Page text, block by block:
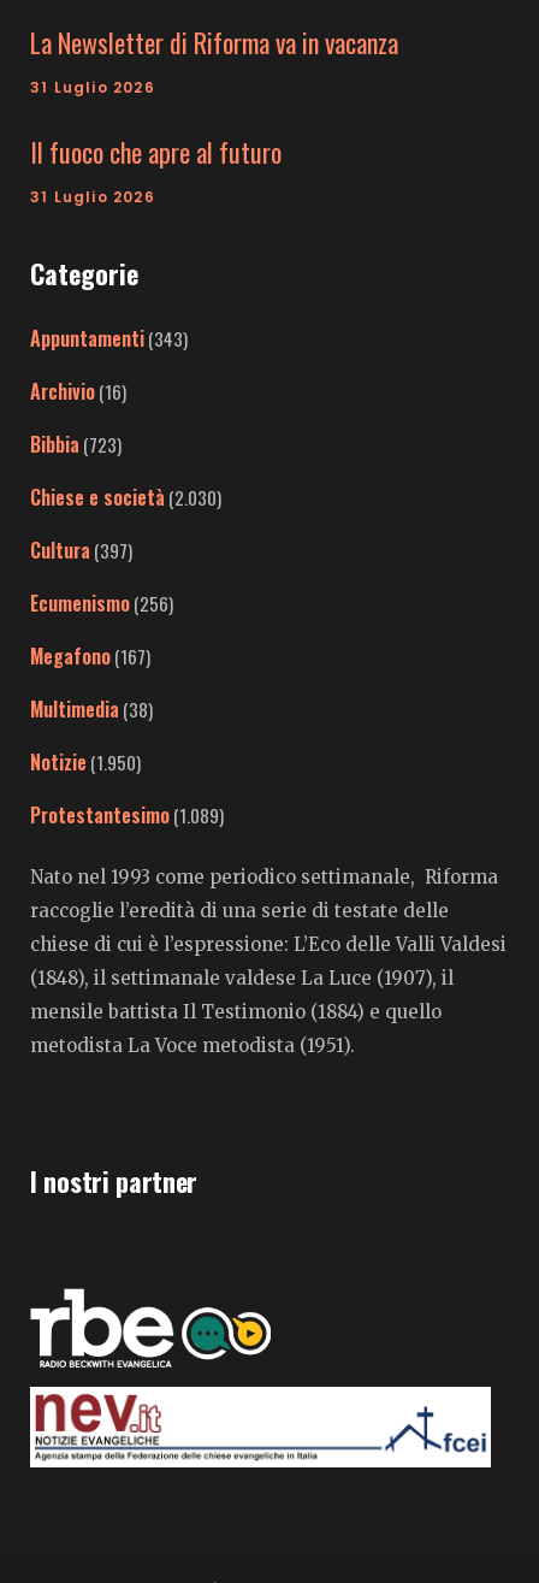
La Newsletter di Riforma va in vacanza
31 Luglio 2026
Il fuoco che apre al futuro
31 Luglio 2026
Categorie
Appuntamenti(343)
Archivio(16)
Bibbia (723)
Chiese e società (2.030)
Cultura (397)
Ecumenismo(256)
Megafono(167)
Multimedia (38)
Notizie (1.950)
Protestantesimo(1.089)
Nato nel 1993 come periodico settimanale, Riforma
raccoglie l’eredità di una serie di testate delle
chiese di cui è l’espressione: L’Eco delle Valli Valdesi
(1848), il settimanale valdese La Luce (1907), il
mensile battista Il Testimonio (1884) e quello
metodista La Voce metodista (1951).
I nostri partner